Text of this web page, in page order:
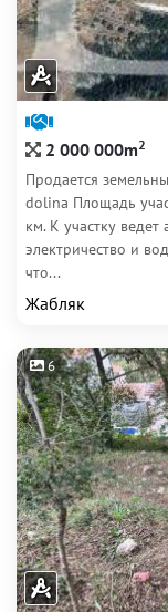
2 000 000m2
Продается
dolina Площадь
км. К участку
электричество и
что...
Жабляк
6